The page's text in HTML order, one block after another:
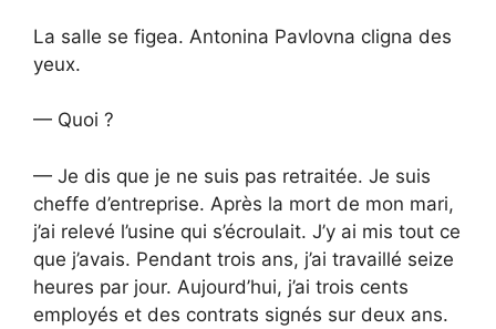
La salle se figea. Antonina Pavlovna cligna des
yeux.
— Quoi ?
— Je dis que je ne suis pas retraitée. Je suis
cheffe d’entreprise. Après la mort de mon mari,
j’ai relevé l’usine qui s’écroulait. J’y ai mis tout ce
que j’avais. Pendant trois ans, j’ai travaillé seize
heures par jour. Aujourd’hui, j’ai trois cents
employés et des contrats signés sur deux ans.